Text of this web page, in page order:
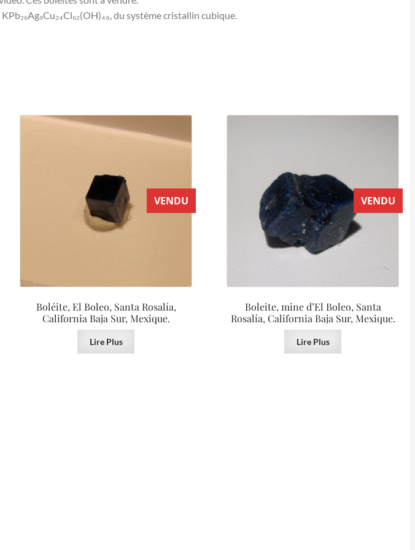
du système cristallin cubique.
VENDU
Boléite, El Boleo, Santa Rosalía,
California Baja Sur, Mexique.
Lire Plus
VENDU
Boleite, mine d’El Boleo, Santa
Rosalía, California Baja Sur, Mexique.
Lire Plus